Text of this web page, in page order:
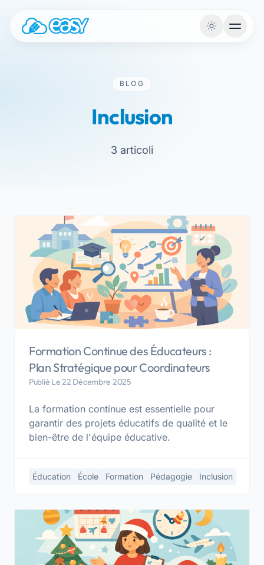
BLOG
Inclusion
3 articoli
Formation Continue des Éducateurs :
Plan Stratégique pour Coordinateurs
Publié Le 22 Décembre 2025
La formation continue est essentielle pour
garantir des projets éducatifs de qualité et le
bien-être de l'équipe éducative.
Éducation École Formation Pédagogie Inclusion